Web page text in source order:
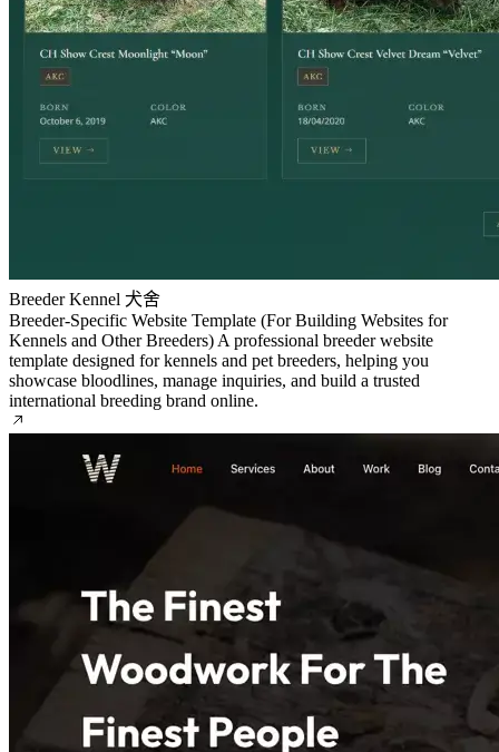
Breeder Kennel 犬舍
Breeder-Specific Website Template (For Building Websites for
Kennels and Other Breeders) A professional breeder website
template designed for kennels and pet breeders, helping you
showcase bloodlines, manage inquiries, and build a trusted
international breeding brand online.